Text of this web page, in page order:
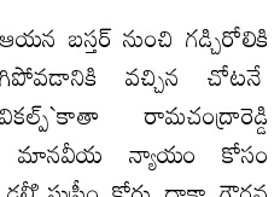
బస్తర్‌ నుంచి గడ్చిరోలికి
వచ్చిన చోటనే
రామచంద్రారెడ్డి
మానవీయ న్యాయం కోసం